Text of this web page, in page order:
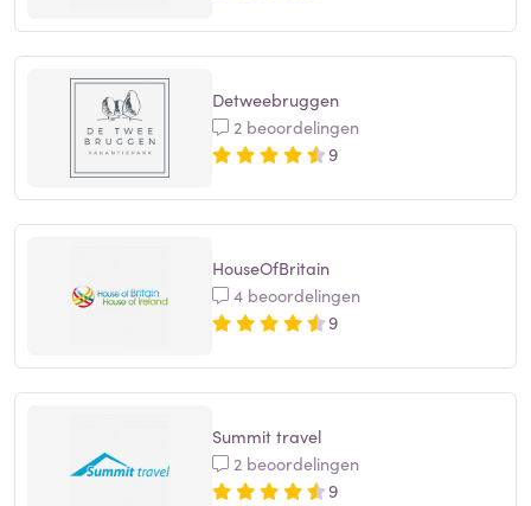
Detweebruggen
2 beoordelingen
9
HouseOfBritain
4 beoordelingen
9
Summit travel
2 beoordelingen
9